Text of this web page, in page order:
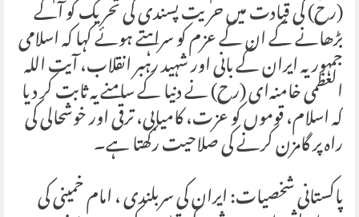
(رح) کی قیادت میں حریت پسندی کی تحریک کو آگے
بڑھانے کے ان کے عزم کو سراہتے ہوئے کہا کہ اسلامی
جمہوریہ ایران کے بانی اور شہید رہبر انقلاب، آیت اللہ
العظمی خامنہ‌ای (رح) نے دنیا کے سامنے یہ ثابت کر دیا
کہ اسلام، قوموں کو عزت، کامیابی، ترقی اور خوشحالی کی
راہ پر گامزن کرنے کی صلاحیت رکھتا ہے۔
پاکستانی شخصیات: ایران کی سربلندی ، امام خمینی کی